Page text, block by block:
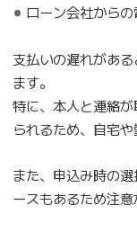
ローン会社から
支払いの遅れがあ
ます。
特に、本人と連絡
られるため、自宅や
また、申込み時の
ースもあるため注意